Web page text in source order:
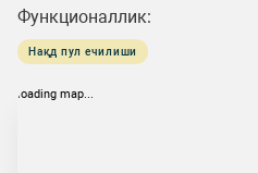
Функционаллик:
Нақд пул ечилиши
loading map...